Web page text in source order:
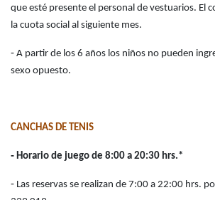
que esté presente el personal de vestuarios. El
la cuota social al siguiente mes.
‑ A partir de los 6 años los niños no pueden
sexo opuesto.
CANCHAS DE TENIS
‑ Horario de juego de 8:00 a 20:30 hrs.*
‑ Las reservas se realizan de 7:00 a 22:00 hrs.